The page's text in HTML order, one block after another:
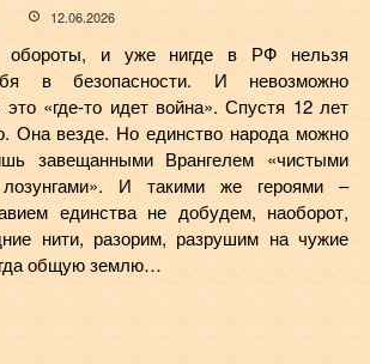
12.06.2026
обороты, и уже нигде в РФ нельзя
в безопасности. И невозможно
это «где-то идет война». Спустя 12 лет
Она везде. Но единство народа можно
завещанными Врангелем «чистыми
лозунгами». И такими же героями –
единства не добудем, наоборот,
нити, разорим, разрушим на чужие
общую землю…